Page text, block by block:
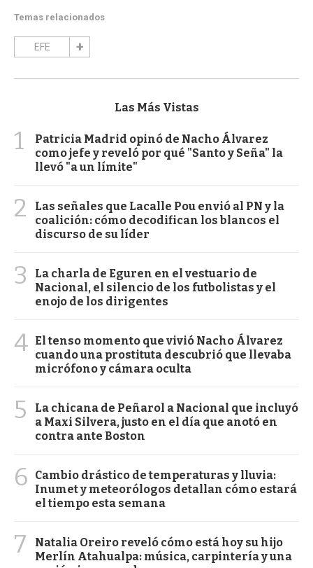
Temas relacionados
EFE
Las Más Vistas
1
Patricia Madrid opinó de Nacho Álvarez
como jefe y reveló por qué "Santo y Seña" la
llevó "a un límite"
2
Las señales que Lacalle Pou envió al PN y la
coalición: cómo decodifican los blancos el
discurso de su líder
3
La charla de Eguren en el vestuario de
Nacional, el silencio de los futbolistas y el
enojo de los dirigentes
4 El tenso momento que vivió Nacho Álvarez
cuando una prostituta descubrió que llevaba
micrófono y cámara oculta
5
La chicana de Peñarol a Nacional que incluyó
a Maxi Silvera, justo en el día que anotó en
contra ante Boston
6
Cambio drástico de temperaturas y lluvia:
Inumet y meteorólogos detallan cómo estará
el tiempo esta semana
7
Natalia Oreiro reveló cómo está hoy su hijo
Merlín Atahualpa: música, carpintería y una